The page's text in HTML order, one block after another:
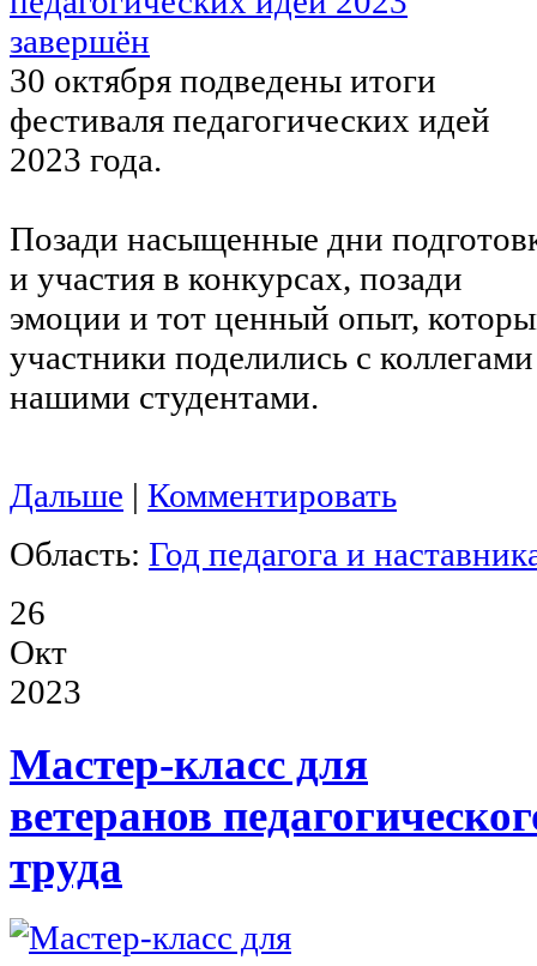
30 октября подведены итоги
фестиваля педагогических идей
2023 года.
Позади насыщенные дни
и участия в конкурсах, позади
эмоции и тот ценный опыт,
участники поделились с
нашими студентами.
Дальше | Комментировать
Область: Год педагога и
26
Окт
2023
Мастер-класс для
ветеранов
труда